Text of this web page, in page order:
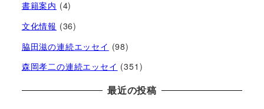
書籍案内 (4)
文化情報 (36)
脇田滋の連続エッセイ (98)
森岡孝二の連続エッセイ (351)
最近の投稿